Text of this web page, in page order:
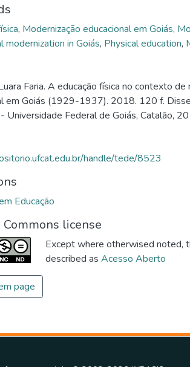
, Modernização educacional em Goiás,
modernization in Goiás, Physical education,
Faria. A educação física no contexto de
em Goiás (1929-1937). 2018. 120 f.
Universidade Federal de Goiás, Catalão,
handle/tede/8523
Educação
Commons license
Except where otherwised noted,
described as Acesso Aberto
page